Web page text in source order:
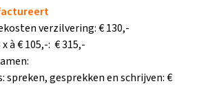
factureert
verzilvering: € 130,-
à € 105,-: € 315,-
spreken, gesprekken en schrijven: €